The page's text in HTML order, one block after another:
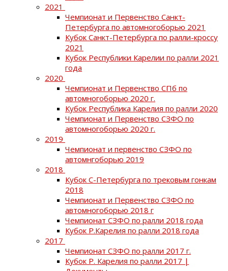
2021
Чемпионат и Первенство Санкт-
Петербурга по автомногоборью 2021
Кубок Санкт-Петербурга по ралли-кроссу
2021
Кубок Республики Карелии по ралли 2021
года
2020
Чемпионат и Первенство СПб по
автомногоборью 2020 г.
Кубок Республика Карелия по ралли 2020
Чемпионат и Первенство СЗФО по
автомногоборью 2020 г.
2019
Чемпионат и первенство СЗФО по
автомнгоборью 2019
2018
Кубок С-Петербурга по трековым гонкам
2018
Чемпионат и Первенство СЗФО по
автомногоборью 2018 г
Чемпионат СЗФО по ралли 2018 года
Кубок Р.Карелия по ралли 2018 года
2017
Чемпионат СЗФО по ралли 2017 г.
Кубок Р. Карелия по ралли 2017 |